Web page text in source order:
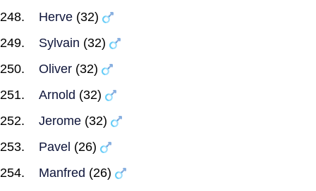
Herve (32)
Sylvain (32)
Oliver (32)
Arnold (32)
Jerome (32)
Pavel (26)
Manfred (26)